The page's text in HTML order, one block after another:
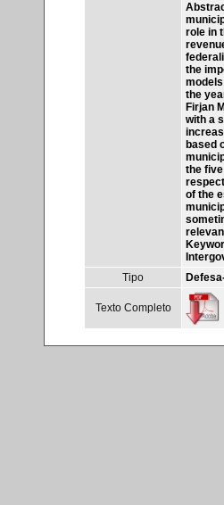
role in
the
the
Firjan
with a
based
the
of the
Tipo
Texto Completo